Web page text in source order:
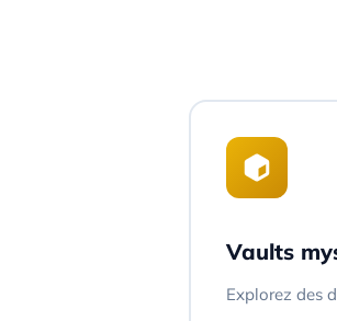
Vaults
Explorez des